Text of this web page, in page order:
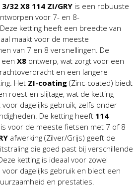
32 X8 114 ZI/GRY is een robuuste
voor 7- en 8-
ketting heeft een breedte van
maakt voor de meeste
van 7 en 8 versnellingen. De
eenX8 ontwerp, wat zorgt voor een
en een langere
Het ZI-coating (Zinc-coated) biedt
roest en slijtage, wat de ketting
dagelijks gebruik, zelfs onder
De ketting heeft 114
is voor de meeste fietsen met 7 of 8
afwerking (Zilver/Grijs) geeft de
die goed past bij verschillende
ketting is ideaal voor zowel
dagelijks gebruik en biedt een
en prestaties.